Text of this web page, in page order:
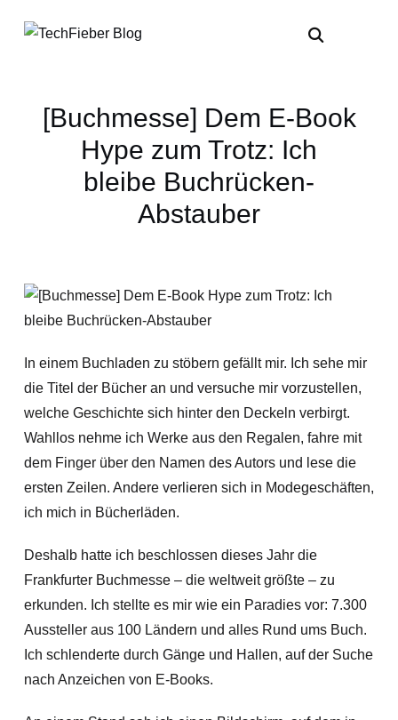
[Buchmesse] Dem E-Book
Hype zum Trotz: Ich
bleibe Buchrücken-
Abstauber
In einem Buchladen zu stöbern gefällt mir. Ich sehe mir
die Titel der Bücher an und versuche mir vorzustellen,
welche Geschichte sich hinter den Deckeln verbirgt.
Wahllos nehme ich Werke aus den Regalen, fahre mit
dem Finger über den Namen des Autors und lese die
ersten Zeilen. Andere verlieren sich in Modegeschäften,
ich mich in Bücherläden.
Deshalb hatte ich beschlossen dieses Jahr die
Frankfurter Buchmesse – die weltweit größte – zu
erkunden. Ich stellte es mir wie ein Paradies vor: 7.300
Aussteller aus 100 Ländern und alles Rund ums Buch.
Ich schlenderte durch Gänge und Hallen, auf der Suche
nach Anzeichen von E-Books.